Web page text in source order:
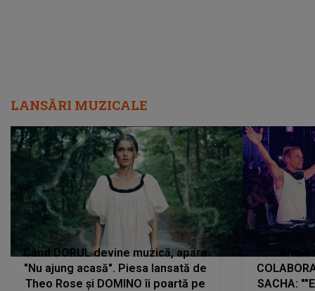
LANSĂRI MUZICALE
Când DORUL devine muzică, apare
"Nu ajung acasă". Piesa lansată de
Theo Rose și DOMINO îi poartă pe
SACHA: